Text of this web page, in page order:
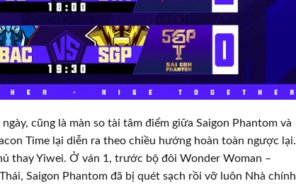
cũng là màn so tài tâm điểm giữa Saigon Phantom và
Time lại diễn ra theo chiều hướng hoàn toàn ngược lại.
thay Yiwei. Ở ván 1, trước bộ đôi Wonder Woman –
Saigon Phantom đã bị quét sạch rồi vỡ luôn Nhà chính